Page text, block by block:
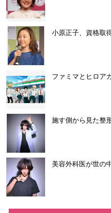
小原正子、資格取
ファミマとヒロア
施す側から見た整
美容外科医が世の